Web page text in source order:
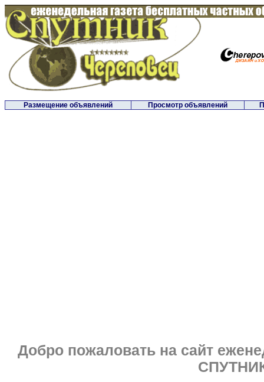
Размещение объявлений Просмотр объявлений
Добро пожаловать на сайт